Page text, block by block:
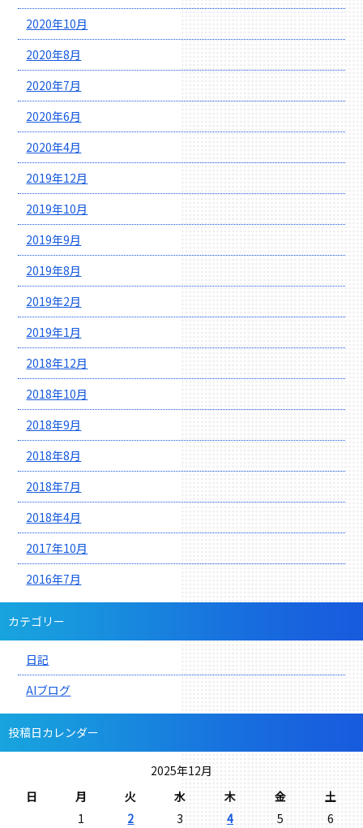
2020年10月
2020年8月
2020年7月
2020年6月
2020年4月
2019年12月
2019年10月
2019年9月
2019年8月
2019年2月
2019年1月
2018年12月
2018年10月
2018年9月
2018年8月
2018年7月
2018年4月
2017年10月
2016年7月
カテゴリー
日記
AIブログ
投稿日カレンダー
2025年12月
日
月 火 水 木 金
土
1
2 3 4 5 6